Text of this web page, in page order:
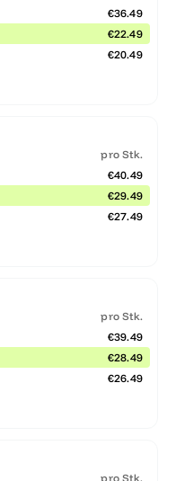
€36.49
€22.49
€20.49
pro Stk.
€40.49
€29.49
€27.49
pro Stk.
€39.49
€28.49
€26.49
pro Stk.